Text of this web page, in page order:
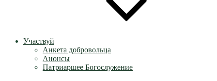
Участвуй
Анкета добровольца
Анонсы
Патриаршее Богослужение